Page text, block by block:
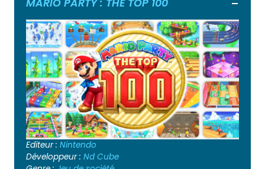
MARIO PARTY : THE TOP 100
Editeur : Nintendo
Développeur : Nd Cube